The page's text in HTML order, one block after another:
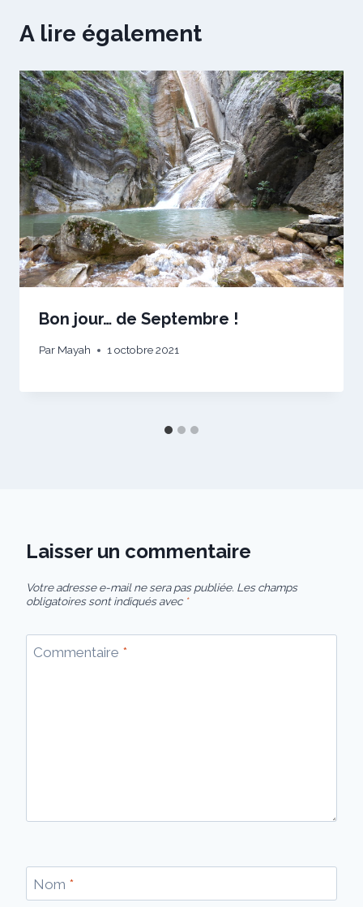
A lire également
Bon jour… de Septembre !
Par Mayah 1 octobre 2021
Laisser un commentaire
Votre adresse e-mail ne sera pas publiée. Les champs
obligatoires sont indiqués avec *
Commentaire *
Nom *